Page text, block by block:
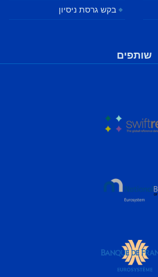
בקש גרסת ניסיון
שותפים